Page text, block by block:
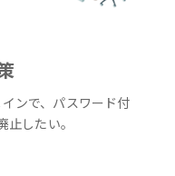
ンで、パスワード付
したい。